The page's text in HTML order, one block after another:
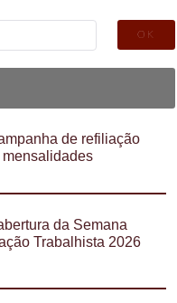
de refiliação
da Semana
Trabalhista 2026